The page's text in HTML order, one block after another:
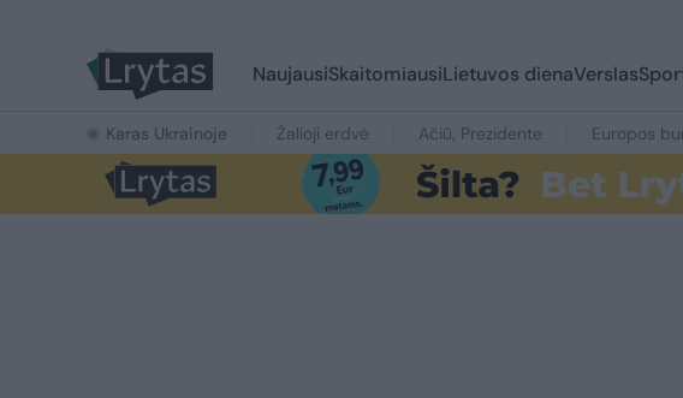
NaujausiSkaitomiausiLietuvos dienaVerslas
Karas Ukrainoje Žalioji erdvė Ačiū, Prezidente Europos